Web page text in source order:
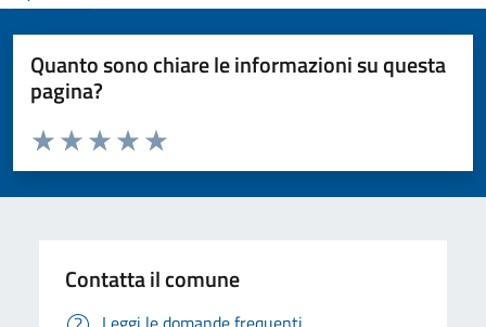
Quanto sono chiare le informazioni su questa
pagina?
Valuta da 1 a 5 stelle la pagina
Valuta 5 stelle su 5
Valuta 4 stelle su 5
Valuta 3 stelle su 5
Valuta 2 stelle su 5
Valuta 1 stelle su 5
Contatta il comune